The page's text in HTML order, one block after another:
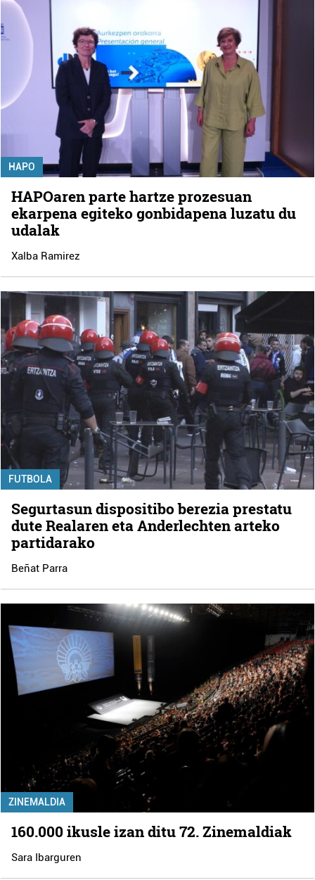
HAPO
HAPOaren parte hartze prozesuan
ekarpena egiteko gonbidapena luzatu du
udalak
Xalba Ramirez
FUTBOLA
Segurtasun dispositibo berezia prestatu
dute Realaren eta Anderlechten arteko
partidarako
Beñat Parra
ZINEMALDIA
160.000 ikusle izan ditu 72. Zinemaldiak
Sara Ibarguren